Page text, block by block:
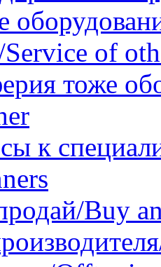
Service of
тоже
к
Buy